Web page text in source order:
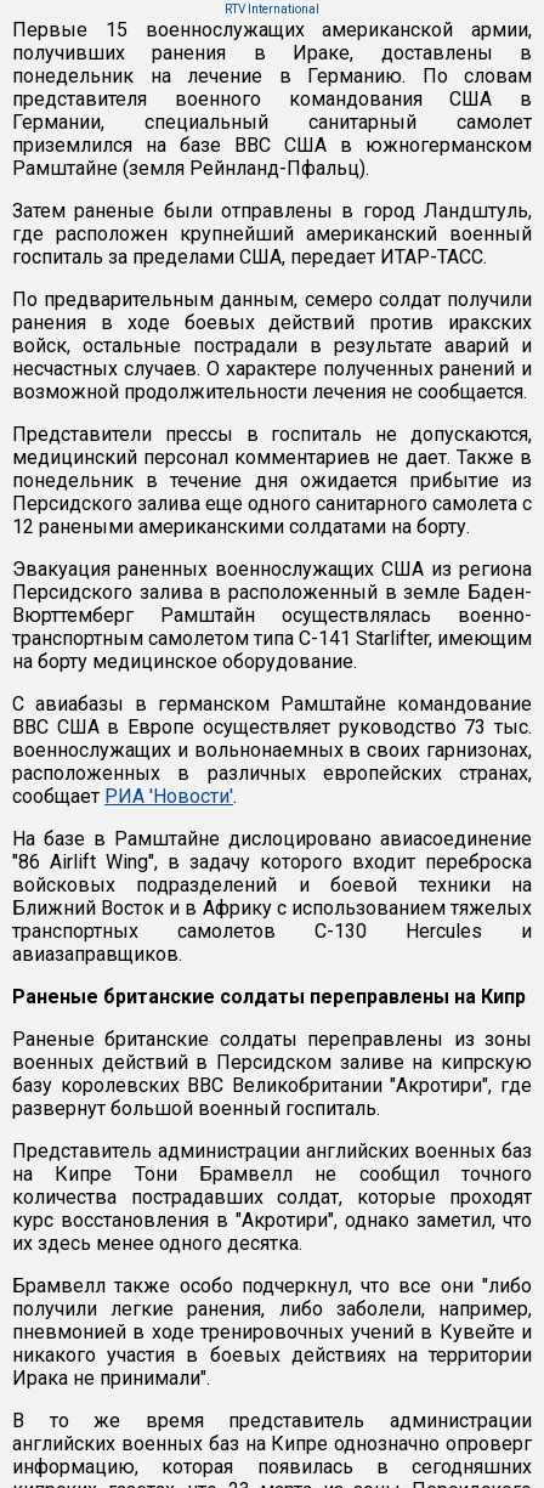
RTV International
Первые 15 военнослужащих американской армии,
получивших ранения в Ираке, доставлены в
понедельник на лечение в Германию. По словам
представителя военного командования США в
Германии, специальный санитарный самолет
приземлился на базе ВВС США в южногерманском
Рамштайне (земля Рейнланд-Пфальц).
Затем раненые были отправлены в город Ландштуль,
где расположен крупнейший американский военный
госпиталь за пределами США, передает ИТАР-ТАСС.
По предварительным данным, семеро солдат получили
ранения в ходе боевых действий против иракских
войск, остальные пострадали в результате аварий и
несчастных случаев. О характере полученных ранений и
возможной продолжительности лечения не сообщается.
Представители прессы в госпиталь не допускаются,
медицинский персонал комментариев не дает. Также в
понедельник в течение дня ожидается прибытие из
Персидского залива еще одного санитарного самолета с
12 ранеными американскими солдатами на борту.
Эвакуация раненных военнослужащих США из региона
Персидского залива в расположенный в земле Баден-
Вюрттемберг Рамштайн осуществлялась военно-
транспортным самолетом типа С-141 Starlifter, имеющим
на борту медицинское оборудование.
С авиабазы в германском Рамштайне командование
ВВС США в Европе осуществляет руководство 73 тыс.
военнослужащих и вольнонаемных в своих гарнизонах,
расположенных в различных европейских странах,
сообщает РИА 'Новости'.
На базе в Рамштайне дислоцировано авиасоединение
"86 Airlift Wing", в задачу которого входит переброска
войсковых подразделений и боевой техники на
Ближний Восток и в Африку с использованием тяжелых
транспортных самолетов С-130 Hercules и
авиазаправщиков.
Раненые британские солдаты переправлены на Кипр
Раненые британские солдаты переправлены из зоны
военных действий в Персидском заливе на кипрскую
базу королевских ВВС Великобритании "Акротири", где
развернут большой военный госпиталь.
Представитель администрации английских военных баз
на Кипре Тони Брамвелл не сообщил точного
количества пострадавших солдат, которые проходят
курс восстановления в "Акротири", однако заметил, что
их здесь менее одного десятка.
Брамвелл также особо подчеркнул, что все они "либо
получили легкие ранения, либо заболели, например,
пневмонией в ходе тренировочных учений в Кувейте и
никакого участия в боевых действиях на территории
Ирака не принимали".
В то же время представитель администрации
английских военных баз на Кипре однозначно опроверг
информацию, которая появилась в сегодняшних